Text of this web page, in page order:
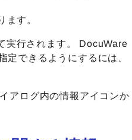
す。
実行されます。 DocuWare
できるようにするには、
アログ内の情報アイコンか